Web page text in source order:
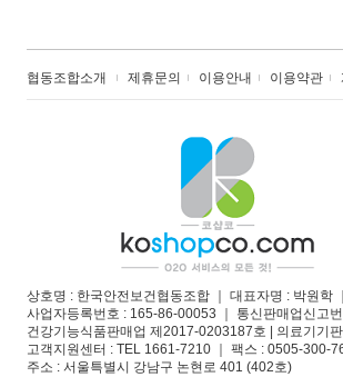
협동조합소개 제휴문의 이용안내 이용약관
상호명 : 한국안전보건협동조합 ｜ 대표자명 : 박원학
사업자등록번호 : 165-86-00053 ｜ 통신판매업신고
건강기능식품판매업 제2017-0203187호 | 의료기기
고객지원센터 : TEL 1661-7210 ｜ 팩스 : 0505-300-
주소 : 서울특별시 강남구 논현로 401 (402호)​